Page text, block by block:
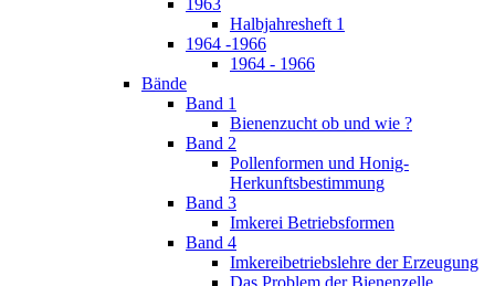
Halbjahresheft 1
1964 -1966
1964 - 1966
Bände
Band 1
Bienenzucht ob und wie ?
Band 2
Pollenformen und Honig-
Herkunftsbestimmung
Band 3
Imkerei Betriebsformen
Band 4
Imkereibetriebslehre der Erzeugung
Das Problem der Bienenzelle